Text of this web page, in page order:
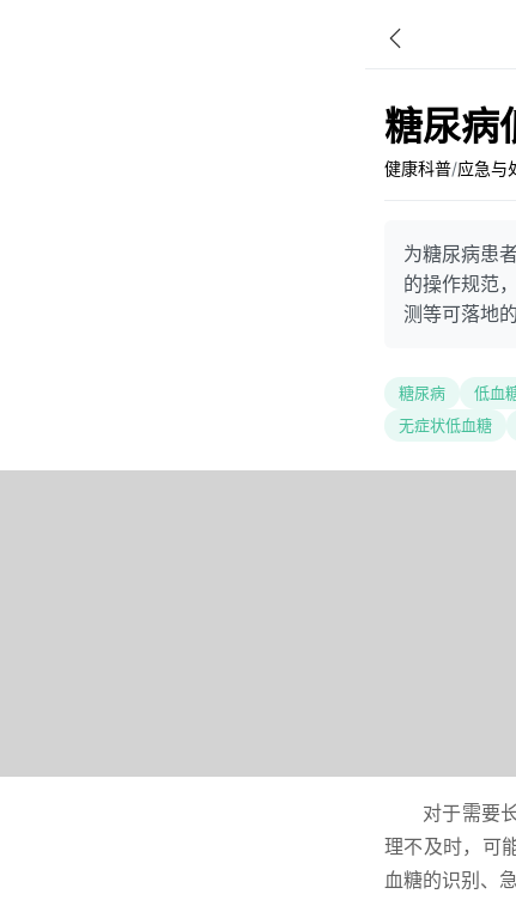
糖尿病
健康科普/应急与
为糖尿病患
的操作规范
测等可落地
糖尿病 低血
无症状低血糖
对于需要
理不及时，可
血糖的识别、